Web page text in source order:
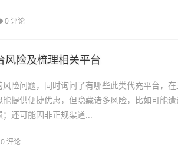
0 评论
风险及梳理相关平台
险问题，同时询问了有哪些此类代充平台，在
提供便捷优惠，但隐藏诸多风险，比如可能遭
还可能因非正规渠道...
0 评论